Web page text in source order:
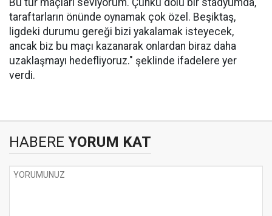
Bu tür maçları seviyorum. Çünkü dolu bir stadyumda,
taraftarların önünde oynamak çok özel. Beşiktaş,
ligdeki durumu gereği bizi yakalamak isteyecek,
ancak biz bu maçı kazanarak onlardan biraz daha
uzaklaşmayı hedefliyoruz." şeklinde ifadelere yer
verdi.
HABERE YORUM KAT